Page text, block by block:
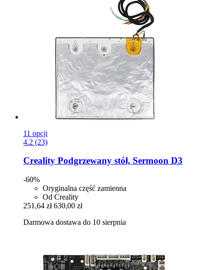
11 opcji
4.2 (23)
Creality Podgrzewany stół, Sermoon D3
-60%
Oryginalna część zamienna
Od Creality
251,64 zł 630,00 zł
Darmowa dostawa do 10 sierpnia